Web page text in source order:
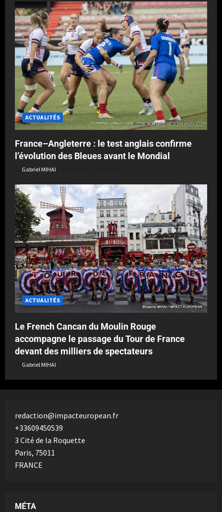
ACTUALITÉS
France–Angleterre : le test anglais confirme
l’évolution des Bleues avant le Mondial
Gabriel MIHAI
ACTUALITÉS
Le French Cancan du Moulin Rouge
accompagne le passage du Tour de France
devant des milliers de spectateurs
Gabriel MIHAI
redaction@impacteuropean.fr
+33609450539
3 Cité de la Roquette
Paris, 75011
FRANCE
MÉTA